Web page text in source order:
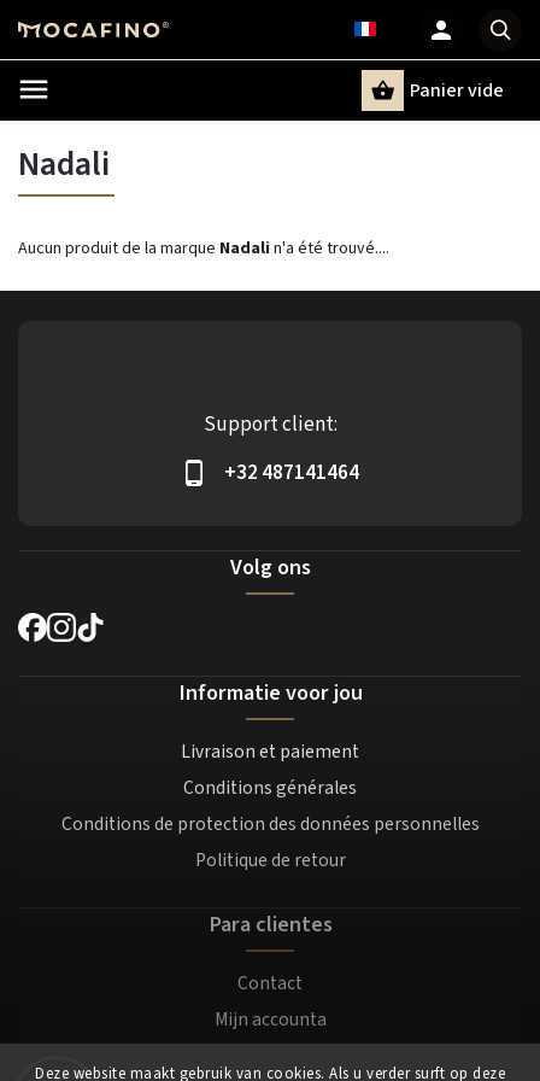
Deze website maakt gebruik van cookies. Als u verder surft op deze
Panier vide
Nadali
Aucun produit de la marque Nadali n'a été trouvé....
Support client:
+32 487141464
Volg ons
Informatie voor jou
Livraison et paiement
Conditions générales
Conditions de protection des données personnelles
Politique de retour
Para clientes
Contact
Mijn accounta